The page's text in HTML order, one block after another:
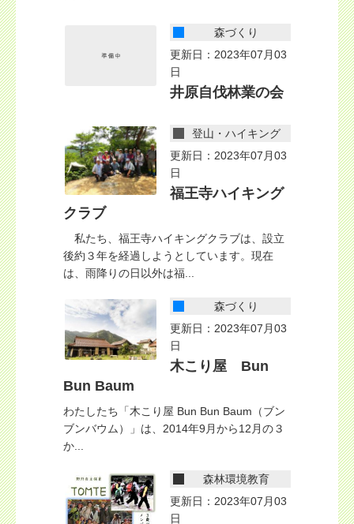
森づくり
更新日：2023年07月03
日
井原自伐林業の会
登山・ハイキング
更新日：2023年07月03
日
福王寺ハイキング
クラブ
私たち、福王寺ハイキングクラブは、設立
後約３年を経過しようとしています。現在
は、雨降りの日以外は福...
森づくり
更新日：2023年07月03
日
木こり屋 Bun
Bun Baum
わたしたち「木こり屋 Bun Bun Baum（ブン
ブンバウム）」は、2014年9月から12月の３
か...
森林環境教育
更新日：2023年07月03
日